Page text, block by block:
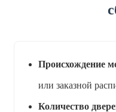
Происхождение
или заказной
Количество